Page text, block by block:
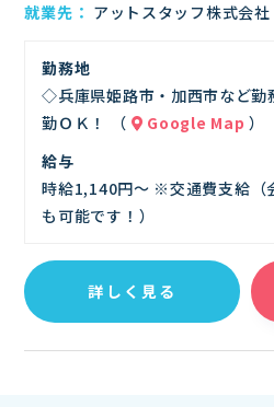
就業先 アットスタッフ株式会社
勤務地
◇兵庫県姫路市・加西市など
勤ＯＫ！ （
Google Map ）
給与
時給1,140円～ ※交通費支給（
も可能です！）
詳しく見る